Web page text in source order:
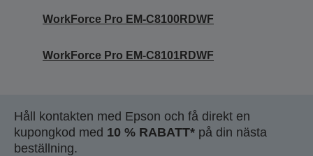
WorkForce Pro EM-C8100RDWF
WorkForce Pro EM-C8101RDWF
Håll kontakten med Epson och få direkt en
kupongkod med 10 % RABATT* på din nästa
beställning.